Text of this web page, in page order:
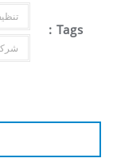
Tags :
المقالات